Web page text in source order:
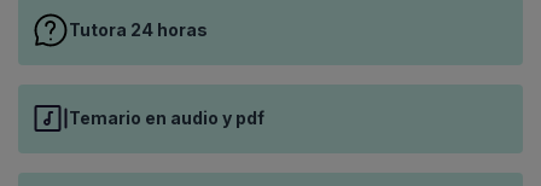
Tutora 24 horas
Temario en audio y pdf